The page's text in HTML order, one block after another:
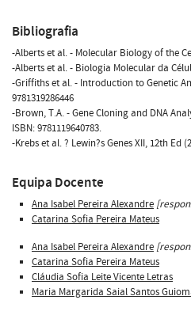
Bibliografia
-Alberts et al. - Molecular Biology of the
-Alberts et al. - Biologia Molecular da
-Griffiths et al. - Introduction to Genetic
9781319286446
-Brown, T.A. - Gene Cloning and DNA
ISBN: 9781119640783.
-Krebs et al. ? Lewin?s Genes XII, 12th Ed
Equipa Docente
Ana Isabel Pereira Alexandre
Catarina Sofia Pereira Mateus
Ana Isabel Pereira Alexandre
Catarina Sofia Pereira Mateus
Cláudia Sofia Leite Vicente Letras
Maria Margarida Saial Santos